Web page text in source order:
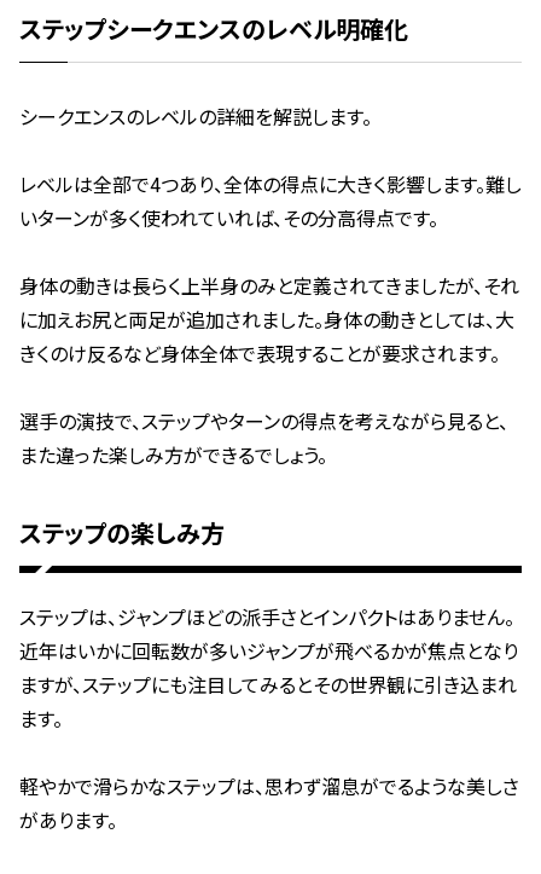
ステップシークエンスのレベル明確化
シークエンスのレベルの詳細を解説します。
レベルは全部で4つあり、全体の得点に大きく影響します。難し
いターンが多く使われていれば、その分高得点です。
身体の動きは長らく上半身のみと定義されてきましたが、それ
に加えお尻と両足が追加されました。身体の動きとしては、大
きくのけ反るなど身体全体で表現することが要求されます。
選手の演技で、ステップやターンの得点を考えながら見ると、
また違った楽しみ方ができるでしょう。
ステップの楽しみ方
ステップは、ジャンプほどの派手さとインパクトはありません。
近年はいかに回転数が多いジャンプが飛べるかが焦点となり
ますが、 ステップにも注目してみるとその世界観に引き込まれ
ます。
軽やかで滑らかなステップは、思わず溜息がでるような美しさ
があります。